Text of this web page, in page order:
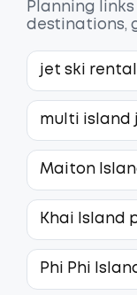
Planning
destinations,
jet ski
multi island
Maiton
Khai Island
Phi Phi